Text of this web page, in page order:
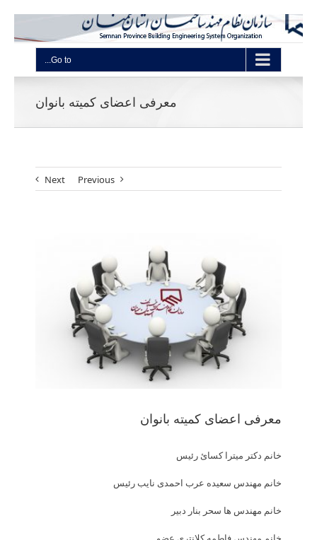
Go to...
معرفی اعضای کمیته بانوان
Previous
Next
معرفی اعضای کمیته بانوان
خانم دکتر میترا کسائ رئیس
خانم مهندس سعیده عرب احمدی نایب رئیس
خانم مهندس ها سحر بنار دبیر